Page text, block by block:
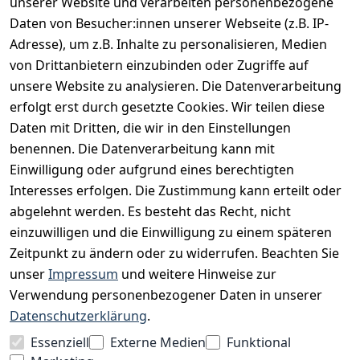
Daten von Besucher:innen unserer Webseite (z.B. IP-
Adresse), um z.B. Inhalte zu personalisieren, Medien
von Drittanbietern einzubinden oder Zugriffe auf
unsere Website zu analysieren. Die Datenverarbeitung
erfolgt erst durch gesetzte Cookies. Wir teilen diese
Daten mit Dritten, die wir in den Einstellungen
benennen. Die Datenverarbeitung kann mit
Einwilligung oder aufgrund eines berechtigten
Interesses erfolgen. Die Zustimmung kann erteilt oder
abgelehnt werden. Es besteht das Recht, nicht
einzuwilligen und die Einwilligung zu einem späteren
Zeitpunkt zu ändern oder zu widerrufen. Beachten Sie
unserImpressum und weitere Hinweise zur
Verwendung personenbezogener Daten in unserer
Datenschutzerklärung.
Essenziell
Externe Medien
Funktional
INFORMATIONEN
Widerrufsrecht
Datenschutz
Unser Unternehmen
Charity & Wohltätigkeit
BESUCHE UNS
BEQUEM BEZAHLEN MIT